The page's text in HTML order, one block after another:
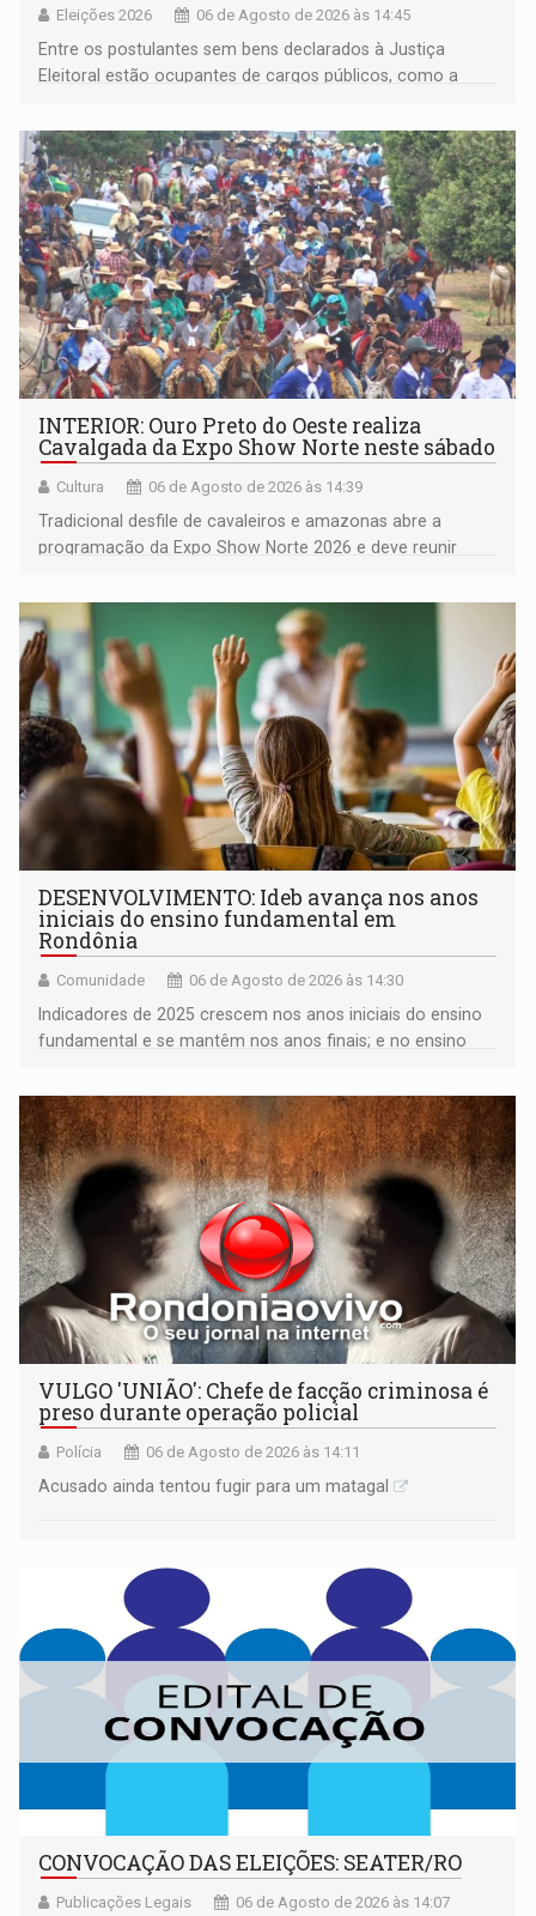
Eleições 2026 06 de Agosto de 2026 às 14:45
Entre os postulantes sem bens declarados à Justiça
Eleitoral estão ocupantes de cargos públicos, como a
Pedro Geovar (PP) e a vice-prefeita Magna dos Anjos
(NOVO)
INTERIOR: Ouro Preto do Oeste realiza
Cavalgada da Expo Show Norte neste sábado
Cultura 06 de Agosto de 2026 às 14:39
Tradicional desfile de cavaleiros e amazonas abre a
programação da Expo Show Norte 2026 e deve reunir
DESENVOLVIMENTO: Ideb avança nos anos
iniciais do ensino fundamental em
Rondônia
Comunidade 06 de Agosto de 2026 às 14:30
Indicadores de 2025 crescem nos anos iniciais do ensino
fundamental e se mantêm nos anos finais; e no ensino
VULGO 'UNIÃO': Chefe de facção criminosa é
preso durante operação policial
Polícia 06 de Agosto de 2026 às 14:11
Acusado ainda tentou fugir para um matagal
CONVOCAÇÃO DAS ELEIÇÕES: SEATER/RO
Publicações Legais 06 de Agosto de 2026 às 14:07